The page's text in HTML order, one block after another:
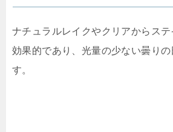
ナチュラルレイクやクリアからス
効果的であり、光量の少ない曇りの
す。